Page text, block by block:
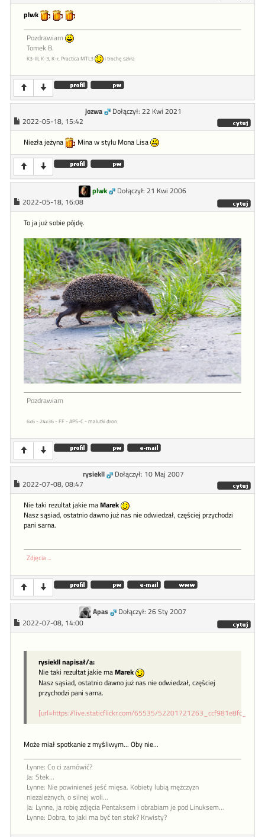
plwk
Pozdrawiam
Tomek B.
K3-III, K-3, K-r, Practica MTL3 i trochę szkła
jozwa
Dołączył: 22 Kwi 2021
2022-05-18, 15:42
Niezła jeżyna
Mina w stylu Mona Lisa
plwk
Dołączył: 21 Kwi 2006
2022-05-18, 16:08
To ja już sobie pójdę.
Pozdrawiam
6x6 - 24x36 - FF - APS-C - malutki dron
rysiekll
Dołączył: 10 Maj 2007
2022-07-08, 08:47
Nie taki rezultat jakie maMarek
Nasz sąsiad, ostatnio dawno już nas nie odwiedzał, częściej przychodzi
pani sarna.
Zdjęcia ...
Apas
Dołączył: 26 Sty 2007
2022-07-08, 14:00
rysiekll napisał/a:
Nie taki rezultat jakie maMarek
Nasz sąsiad, ostatnio dawno już nas nie odwiedzał, częściej
przychodzi pani sarna.
[url=https://live.staticflickr.com/65535/
Może miał spotkanie z myśliwym... Oby nie...
Lynne: Co ci zamówić?
Ja: Stek...
Lynne: Nie powinieneś jeść mięsa. Kobiety lubią mężczyzn
niezależnych, o silnej woli...
Ja: Lynne, ja robię zdjęcia Pentaksem i obrabiam je pod Linuksem...
Lynne: Dobra, to jaki ma być ten stek? Krwisty?